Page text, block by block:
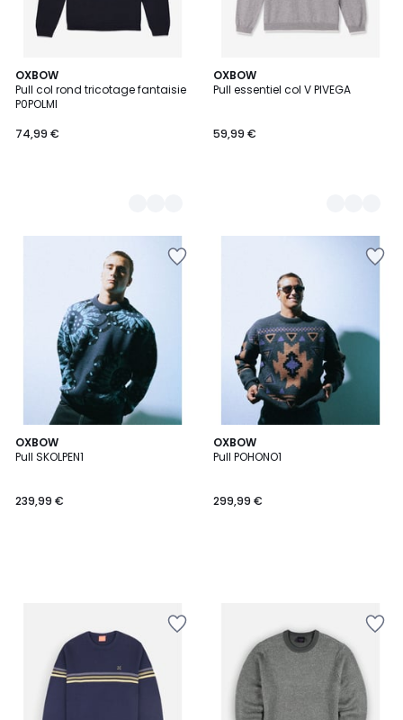
OXBOW
Pull col rond tricotage fantaisie
P0POLMI
74,99 €
2
Couleurs
OXBOW
Pull essentiel col V PIVEGA
59,99 €
3
Couleurs
OXBOW
Pull SKOLPEN1
239,99 €
OXBOW
Pull POHONO1
299,99 €